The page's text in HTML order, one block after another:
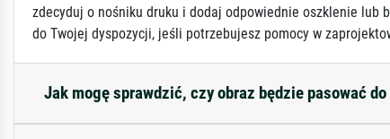
zdecyduj o nośniku druku i dodaj odpowiednie oszklenie lub
do Twojej dyspozycji, jeśli potrzebujesz pomocy w
Jak mogę sprawdzić, czy obraz będzie pasować